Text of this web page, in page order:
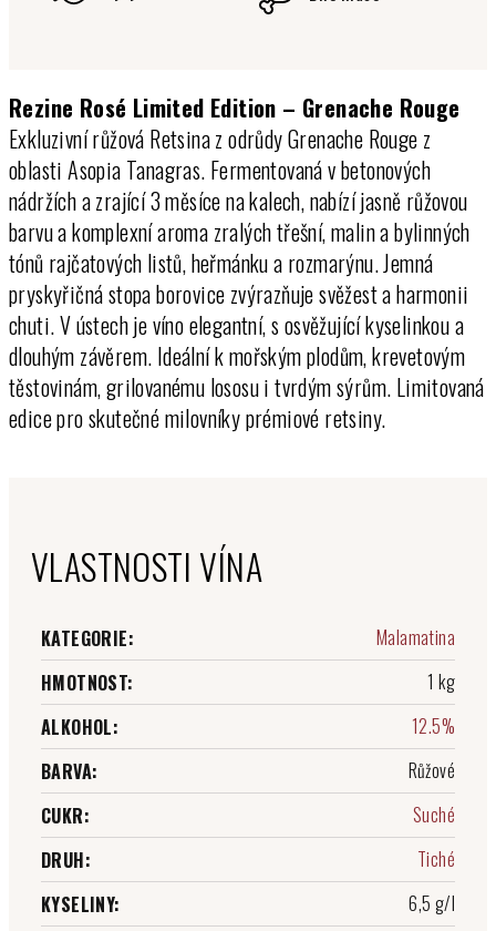
Rezine Rosé Limited Edition – Grenache Rouge
Exkluzivní růžová Retsina z odrůdy Grenache Rouge z
oblasti Asopia Tanagras. Fermentovaná v betonových
nádržích a zrající 3 měsíce na kalech, nabízí jasně růžovou
barvu a komplexní aroma zralých třešní, malin a bylinných
tónů rajčatových listů, heřmánku a rozmarýnu. Jemná
pryskyřičná stopa borovice zvýrazňuje svěžest a harmonii
chuti. V ústech je víno elegantní, s osvěžující kyselinkou a
dlouhým závěrem. Ideální k mořským plodům, krevetovým
těstovinám, grilovanému lososu i tvrdým sýrům. Limitovaná
edice pro skutečné milovníky prémiové retsiny.
VLASTNOSTI VÍNA
KATEGORIE:
Malamatina
HMOTNOST:
1 kg
ALKOHOL:
12.5%
BARVA:
Růžové
CUKR:
Suché
DRUH:
Tiché
KYSELINY: 6,5 g/l